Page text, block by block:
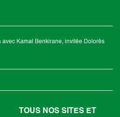
avec Kamal Benkirane, invitée Dolorès
TOUS NOS SITES ET